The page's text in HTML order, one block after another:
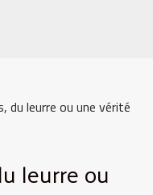
du leurre ou une vérité
leurre ou